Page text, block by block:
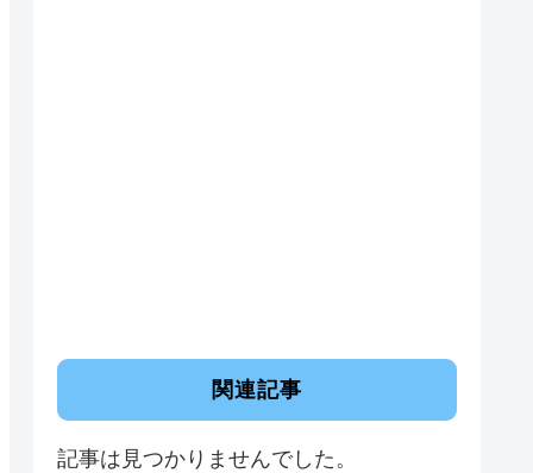
関連記事
記事は見つかりませんでした。